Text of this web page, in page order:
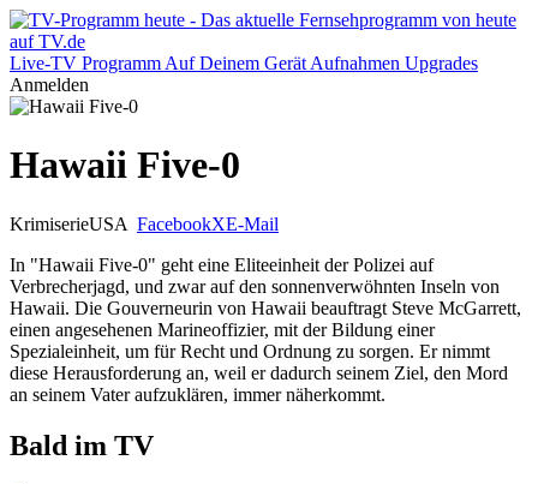
Live-TV Programm Auf Deinem Gerät Aufnahmen Upgrades
Anmelden
Hawaii Five-0
KrimiserieUSA FacebookXE-Mail
In "Hawaii Five-0" geht eine Eliteeinheit der Polizei auf
Verbrecherjagd, und zwar auf den sonnenverwöhnten Inseln von
Hawaii. Die Gouverneurin von Hawaii beauftragt Steve McGarrett,
einen angesehenen Marineoffizier, mit der Bildung einer
Spezialeinheit, um für Recht und Ordnung zu sorgen. Er nimmt
diese Herausforderung an, weil er dadurch seinem Ziel, den Mord
an seinem Vater aufzuklären, immer näherkommt.
Bald im TV